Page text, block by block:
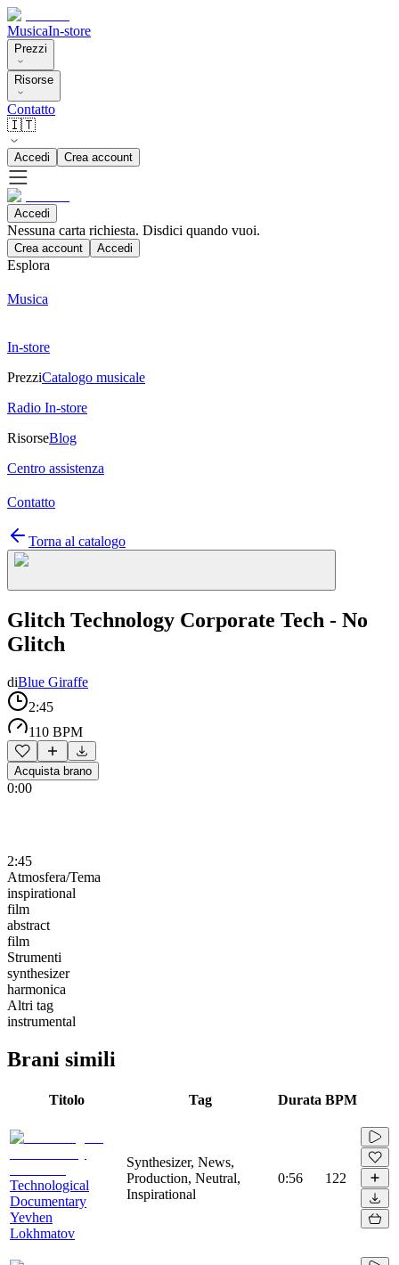
MusicaIn-store
Prezzi
Risorse
Contatto
🇮🇹
Accedi Crea account
Accedi
Nessuna carta richiesta. Disdici quando vuoi.
Crea account Accedi
Esplora
Musica
In-store
PrezziCatalogo musicale
Radio In-store
RisorseBlog
Centro assistenza
Contatto
Torna al catalogo
Glitch Technology Corporate Tech - No
Glitch
diBlue Giraffe
2:45
110 BPM
Acquista brano
0:00
2:45
Atmosfera/Tema
inspirational
film
abstract
film
Strumenti
synthesizer
harmonica
Altri tag
instrumental
Brani simili
Titolo Tag Durata BPM
Technological
Documentary
Yevhen
Lokhmatov
Synthesizer, News,
Production, Neutral,
Inspirational
0:56 122